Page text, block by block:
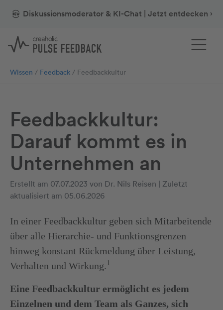
Diskussionsmoderator & KI-Chat | Jetzt entdecken ›
Wissen Feedback Feedbackkultur
Feedbackkultur:
Darauf kommt es in
Unternehmen an
Erstellt am 07.07.2023 von Dr. Nils Reisen | Zuletzt
aktualisiert am 05.06.2026
In einer Feedbackkultur geben sich Mitarbeitende
über alle Hierarchie- und Funktionsgrenzen
hinweg konstant Rückmeldung über Leistung,
Verhalten und Wirkung.1
Eine Feedbackkultur ermöglicht es jedem
Einzelnen und dem Team als Ganzes, sich